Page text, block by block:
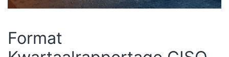
Format